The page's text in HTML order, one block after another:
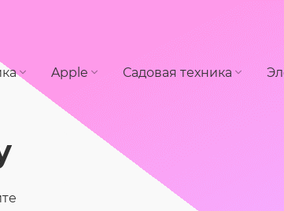
Apple Садовая техника